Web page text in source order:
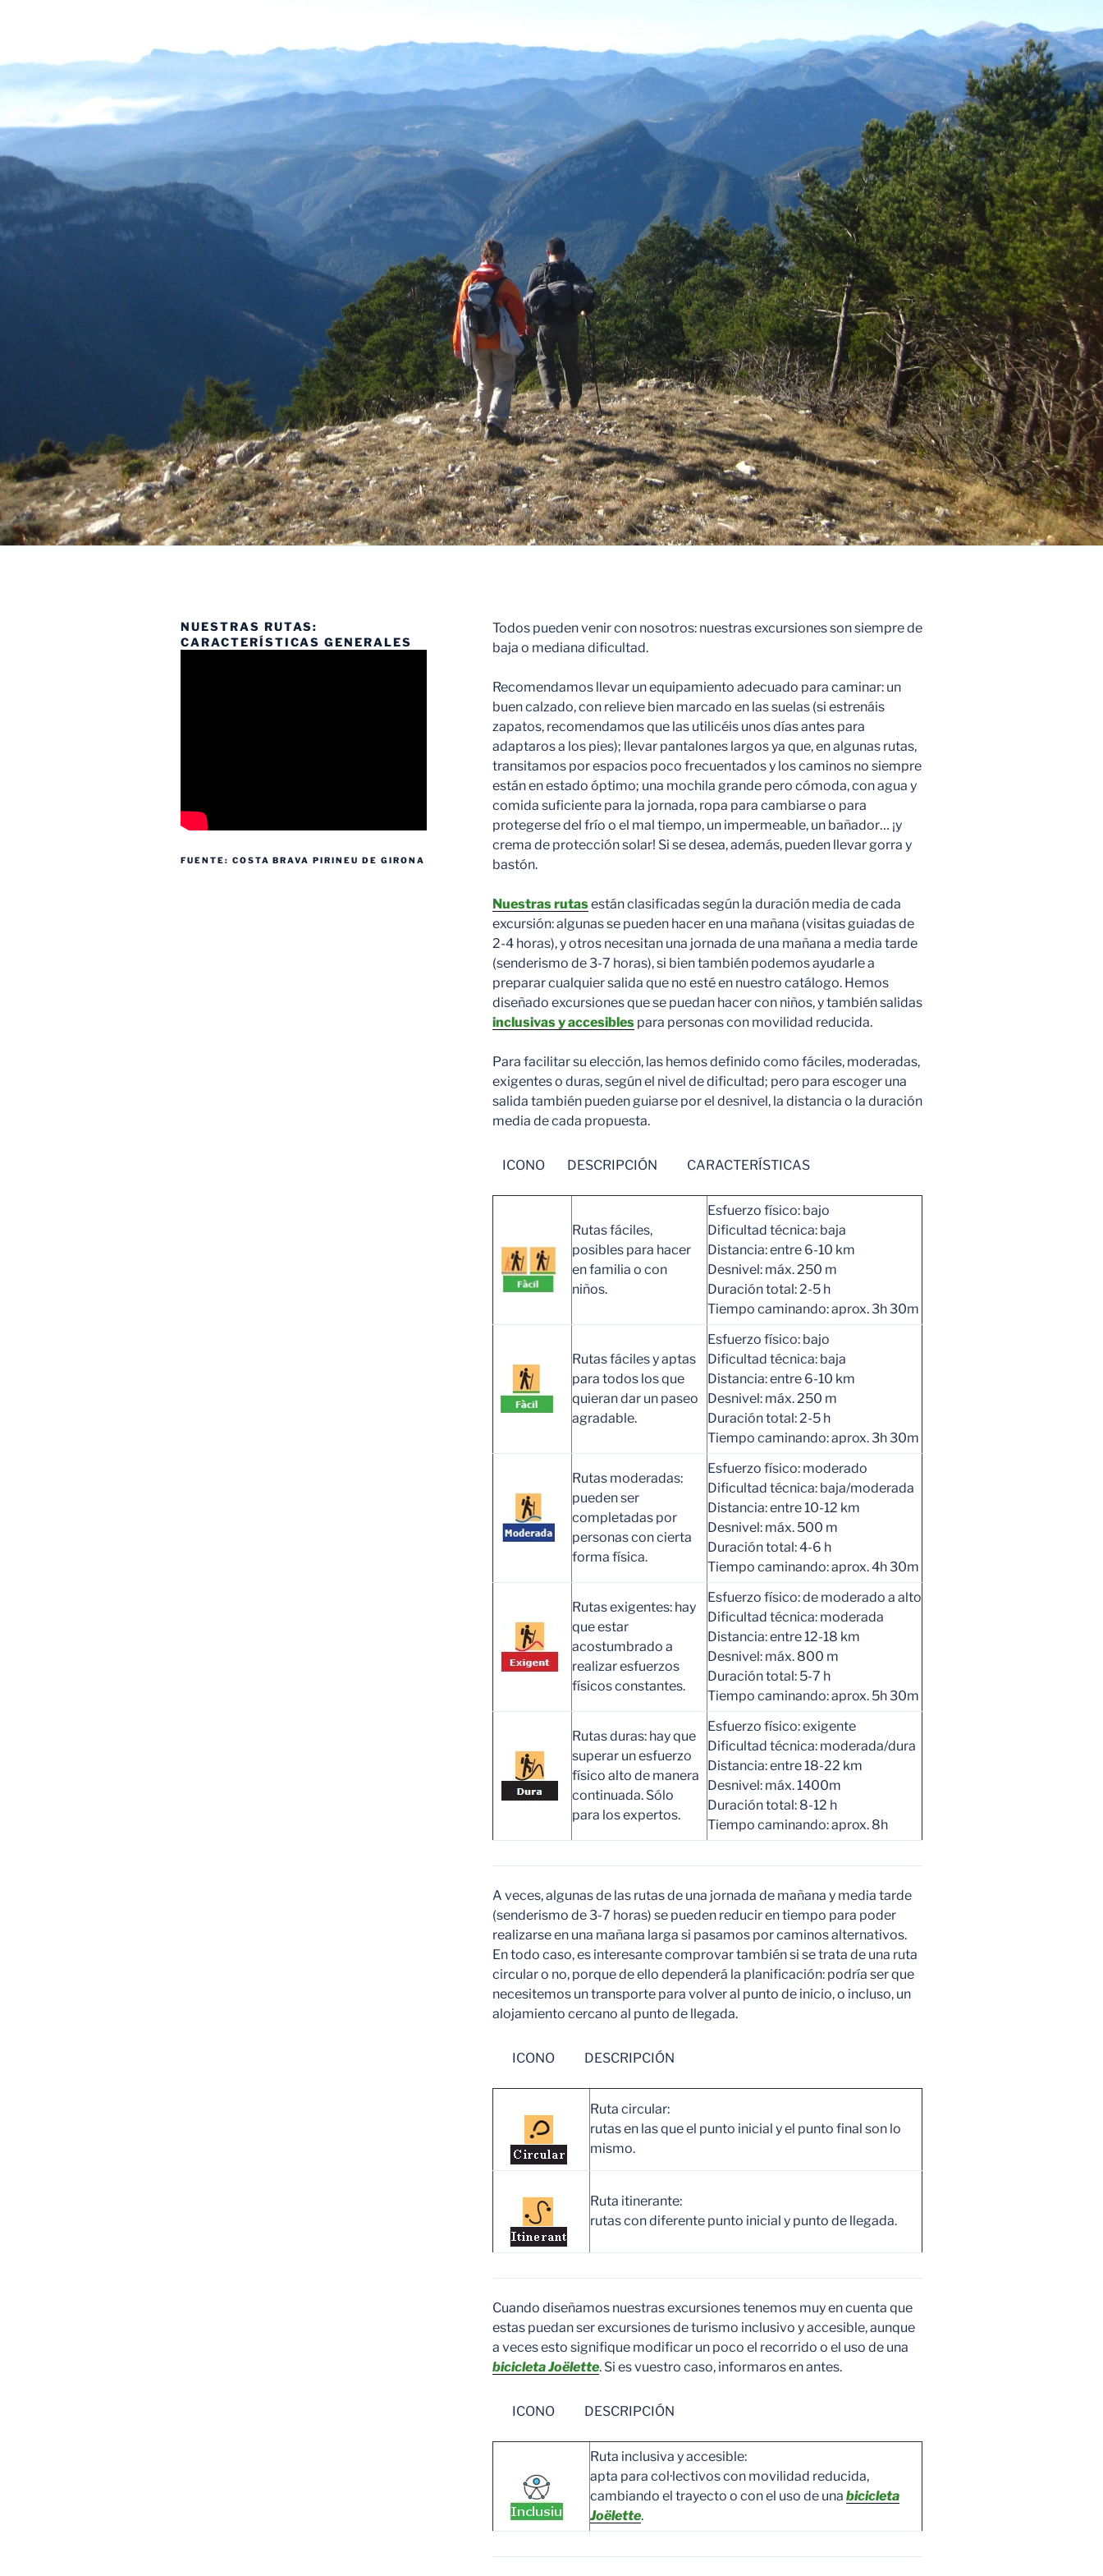
NUESTRAS RUTAS:
CARACTERÍSTICAS GENERALES
FUENTE: COSTA BRAVA PIRINEU DE GIRONA
Todos pueden venir con nosotros: nuestras excursiones son siempre de
baja o mediana dificultad.
Recomendamos llevar un equipamiento adecuado para caminar: un
buen calzado, con relieve bien marcado en las suelas (si estrenáis
zapatos, recomendamos que las utilicéis unos días antes para
adaptaros a los pies); llevar pantalones largos ya que, en algunas rutas,
transitamos por espacios poco frecuentados y los caminos no siempre
están en estado óptimo; una mochila grande pero cómoda, con agua y
comida suficiente para la jornada, ropa para cambiarse o para
protegerse del frío o el mal tiempo, un impermeable, un bañador… ¡y
crema de protección solar! Si se desea, además, pueden llevar gorra y
bastón.
Nuestras rutasestán clasificadas según la duración media de cada
excursión: algunas se pueden hacer en una mañana (visitas guiadas de
2-4 horas), y otros necesitan una jornada de una mañana a media tarde
(senderismo de 3-7 horas), si bien también podemos ayudarle a
preparar cualquier salida que no esté en nuestro catálogo. Hemos
diseñado excursiones que se puedan hacer con niños, y también salidas
inclusivas y accesiblespara personas con movilidad reducida.
Para facilitar su elección, las hemos definido como fáciles, moderadas,
exigentes o duras, según el nivel de dificultad; pero para escoger una
salida también pueden guiarse por el desnivel, la distancia o la duración
media de cada propuesta.
ICONO DESCRIPCIÓN CARACTERÍSTICAS
Rutas fáciles,
posibles para hacer
en familia o con
niños.
Esfuerzo físico: bajo
Dificultad técnica: baja
Distancia: entre 6-10 km
Desnivel: máx. 250 m
Duración total: 2-5 h
Tiempo caminando: aprox. 3h 30m
Rutas fáciles y aptas
para todos los que
quieran dar un paseo
agradable.
Esfuerzo físico: bajo
Dificultad técnica: baja
Distancia: entre 6-10 km
Desnivel: máx. 250 m
Duración total: 2-5 h
Tiempo caminando: aprox. 3h 30m
Rutas moderadas:
pueden ser
completadas por
personas con cierta
forma física.
Esfuerzo físico: moderado
Dificultad técnica: baja/moderada
Distancia: entre 10-12 km
Desnivel: máx. 500 m
Duración total: 4-6 h
Tiempo caminando: aprox. 4h 30m
Rutas exigentes: hay
que estar
acostumbrado a
realizar esfuerzos
físicos constantes.
Esfuerzo físico: de moderado a alto
Dificultad técnica: moderada
Distancia: entre 12-18 km
Desnivel: máx. 800 m
Duración total: 5-7 h
Tiempo caminando: aprox. 5h 30m
Rutas duras: hay que
superar un esfuerzo
físico alto de manera
continuada. Sólo
para los expertos.
Esfuerzo físico: exigente
Dificultad técnica: moderada/dura
Distancia: entre 18-22 km
Desnivel: máx. 1400m
Duración total: 8-12 h
Tiempo caminando: aprox. 8h
A veces, algunas de las rutas de una jornada de mañana y media tarde
(senderismo de 3-7 horas) se pueden reducir en tiempo para poder
realizarse en una mañana larga si pasamos por caminos alternativos.
En todo caso, es interesante comprovar también si se trata de una ruta
circular o no, porque de ello dependerá la planificación: podría ser que
necesitemos un transporte para volver al punto de inicio, o incluso, un
alojamiento cercano al punto de llegada.
ICONO DESCRIPCIÓN
Ruta circular:
rutas en las que el punto inicial y el punto final son lo
mismo.
Ruta itinerante:
rutas con diferente punto inicial y punto de llegada.
Cuando diseñamos nuestras excursiones tenemos muy en cuenta que
estas puedan ser excursiones de turismo inclusivo y accesible, aunque
a veces esto signifique modificar un poco el recorrido o el uso de una
bicicleta Joëlette. Si es vuestro caso, informaros en antes.
ICONO DESCRIPCIÓN
Ruta inclusiva y accesible:
apta para col·lectivos con movilidad reducida,
cambiando el trayecto o con el uso de una bicicleta
Joëlette.